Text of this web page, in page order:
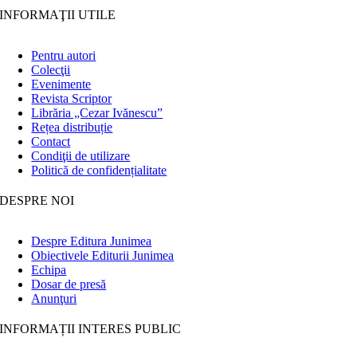
INFORMAŢII UTILE
Pentru autori
Colecţii
Evenimente
Revista Scriptor
Librăria „Cezar Ivănescu”
Rețea distribuție
Contact
Condiţii de utilizare
Politică de confidențialitate
DESPRE NOI
Despre Editura Junimea
Obiectivele Editurii Junimea
Echipa
Dosar de presă
Anunţuri
INFORMAȚII INTERES PUBLIC